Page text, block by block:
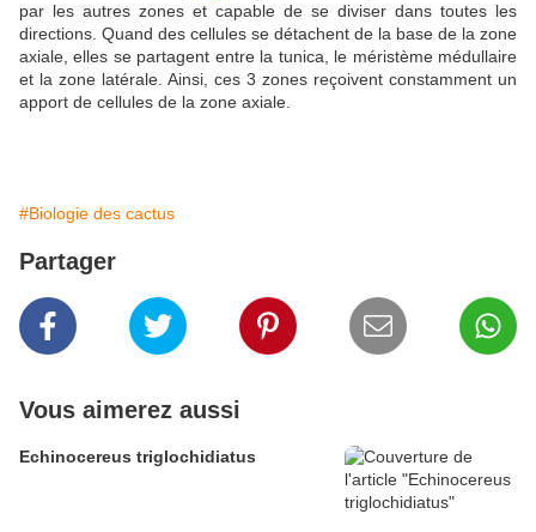
par les autres zones et capable de se diviser dans toutes les
directions. Quand des cellules se détachent de la base de la zone
axiale, elles se partagent entre la tunica, le méristème médullaire
et la zone latérale. Ainsi, ces 3 zones reçoivent constamment un
apport de cellules de la zone axiale.
#Biologie des cactus
Partager
Vous aimerez aussi
Echinocereus triglochidiatus